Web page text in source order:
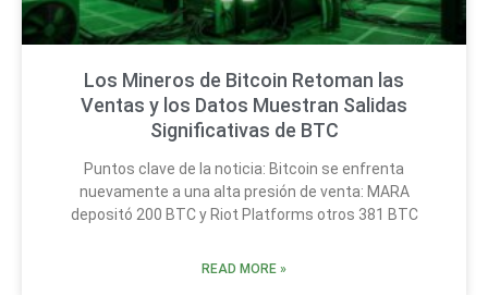
Los Mineros de Bitcoin Retoman las
Ventas y los Datos Muestran Salidas
Significativas de BTC
Puntos clave de la noticia: Bitcoin se enfrenta
nuevamente a una alta presión de venta: MARA
depositó 200 BTC y Riot Platforms otros 381 BTC
READ MORE »